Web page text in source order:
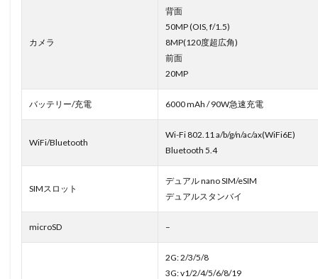
カメラ
背面
50MP (OIS, f/1.5)
8MP(120度超広角)
前面
20MP
バッテリー/充電 6000 mAh / 90W急速充電
WiFi/Bluetooth
Wi-Fi 802.11 a/b/g/n/ac/ax(WiFi6E)
Bluetooth 5.4
SIMスロット
デュアル nano SIM/eSIM
デュアルスタンバイ
microSD –
2G: 2/3/5/8
3G: v1/2/4/5/6/8/19